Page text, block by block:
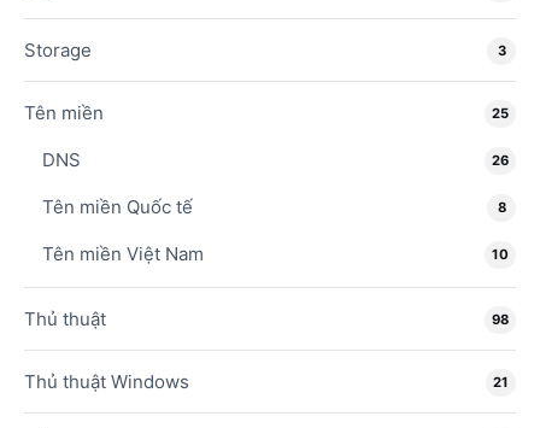
Storage 3
Tên miền 25
DNS 26
Tên miền Quốc tế 8
Tên miền Việt Nam 10
Thủ thuật 98
Thủ thuật Windows 21